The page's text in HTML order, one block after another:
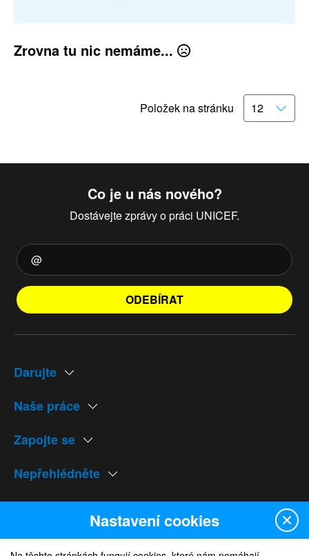
Zrovna tu nic nemáme...
Položek na stránku
Co je u nás nového?
Dostávejte zprávy o práci UNICEF.
ODEBÍRAT
Darujte
Naše práce
Zapojte se
Nepřehlédněte
Naše weby
Nastavení cookies